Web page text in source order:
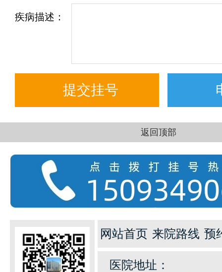
疾病描述：
返回顶部
网站首页 来院路线 预
医院地址：
患者服务
来院路线